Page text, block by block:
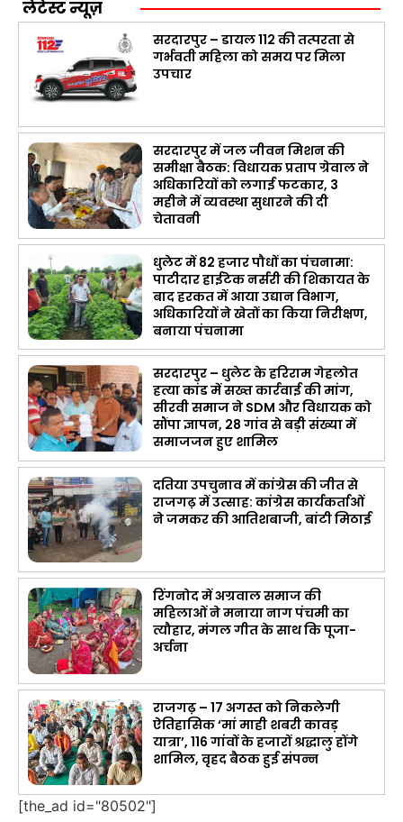
लेटेस्ट न्यूज़
सरदारपुर – डायल 112 की तत्परता से
गर्भवती महिला को समय पर मिला
उपचार
सरदारपुर में जल जीवन मिशन की
समीक्षा बैठक: विधायक प्रताप ग्रेवाल ने
अधिकारियों को लगाई फटकार, 3
महीने में व्यवस्था सुधारने की दी
चेतावनी
धुलेट में 82 हजार पौधों का पंचनामा:
पाटीदार हाईटेक नर्सरी की शिकायत के
बाद हरकत में आया उद्यान विभाग,
अधिकारियों ने खेतों का किया निरीक्षण,
बनाया पंचनामा
सरदारपुर – धुलेट के हरिराम गेहलोत
हत्या कांड में सख्त कार्रवाई की मांग,
सीरवी समाज ने SDM और विधायक को
सौंपा ज्ञापन, 28 गांव से बड़ी संख्या में
समाजजन हुए शामिल
दतिया उपचुनाव में कांग्रेस की जीत से
राजगढ़ में उत्साह: कांग्रेस कार्यकर्ताओं
ने जमकर की आतिशबाजी, बांटी मिठाई
रिंगनोद में अग्रवाल समाज की
महिलाओं ने मनाया नाग पंचमी का
त्यौहार, मंगल गीत के साथ कि पूजा-
अर्चना
राजगढ़ – 17 अगस्त को निकलेगी
ऐतिहासिक ‘मां माही शबरी कावड़
यात्रा’, 116 गांवों के हजारों श्रद्धालु होंगे
शामिल, वृहद बैठक हुई संपन्न
[the_ad id="80502"]